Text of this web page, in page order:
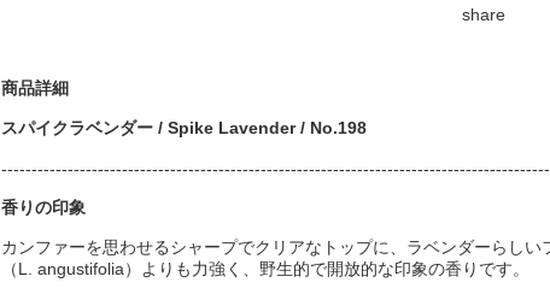
share
商品詳細
スパイクラベンダー / Spike Lavender / No.198
香りの印象
カンファーを思わせるシャープでクリアなトップに、ラベンダーらし
（L. angustifolia）よりも力強く、野生的で開放的な印象の香りです。